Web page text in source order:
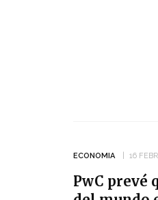
ECONOMIA 16
PwC prevé